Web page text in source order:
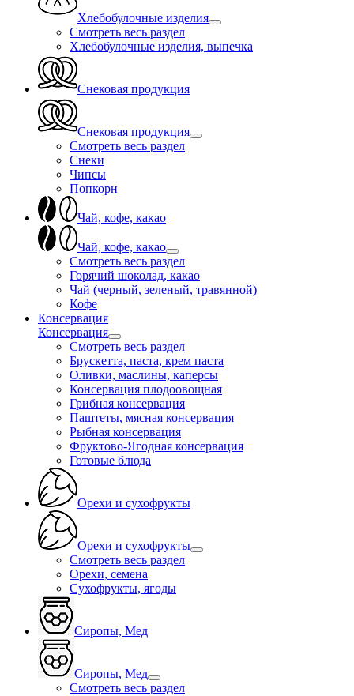
Хлебобулочные изделия
Смотреть весь раздел
Хлебобулочные изделия, выпечка
Снековая продукция
Снековая продукция
Смотреть весь раздел
Снеки
Чипсы
Попкорн
Чай, кофе, какао
Чай, кофе, какао
Смотреть весь раздел
Горячий шоколад, какао
Чай (черный, зеленый, травянной)
Кофе
Консервация
Консервация
Смотреть весь раздел
Брускетта, паста, крем паста
Оливки, маслины, каперсы
Консервация плодоовощная
Грибная консервация
Паштеты, мясная консервация
Рыбная консервация
Фруктово-Ягодная консервация
Готовые блюда
Орехи и сухофрукты
Орехи и сухофрукты
Смотреть весь раздел
Орехи, семена
Сухофрукты, ягоды
Сиропы, Мед
Сиропы, Мед
Смотреть весь раздел